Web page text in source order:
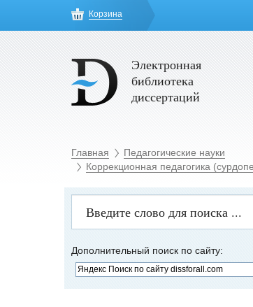
Корзина
Электронная
библиотека
диссертаций
Главная
Педагогические науки
Коррекционная педагогика
Дополнительный поиск по сайту: